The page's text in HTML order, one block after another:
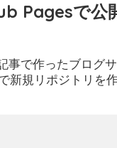
Pagesで公
事で作ったブログ
新規リポジトリを